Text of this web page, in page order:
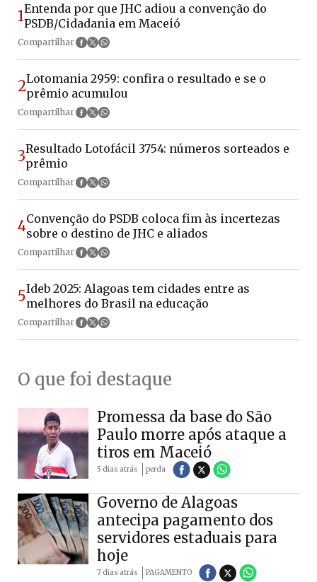
1Entenda por que JHC adiou a convenção do
PSDB/Cidadania em Maceió
Compartilhar
2Lotomania 2959: confira o resultado e se o
prêmio acumulou
Compartilhar
3Resultado Lotofácil 3754: números sorteados e
prêmio
Compartilhar
4Convenção do PSDB coloca fim às incertezas
sobre o destino de JHC e aliados
Compartilhar
5Ideb 2025: Alagoas tem cidades entre as
melhores do Brasil na educação
Compartilhar
O que foi destaque
Promessa da base do São
Paulo morre após ataque a
tiros em Maceió
5 dias atrás perda
Governo de Alagoas
antecipa pagamento dos
servidores estaduais para
hoje
7 dias atrás PAGAMENTO